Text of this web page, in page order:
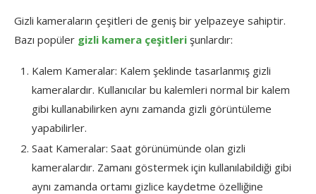
Gizli kameraların çeşitleri de geniş bir yelpazeye sahiptir.
Bazı popüler gizli kamera çeşitleri şunlardır:
Kalem Kameralar: Kalem şeklinde tasarlanmış gizli
kameralardır. Kullanıcılar bu kalemleri normal bir kalem
gibi kullanabilirken aynı zamanda gizli görüntüleme
yapabilirler.
Saat Kameralar: Saat görünümünde olan gizli
kameralardır. Zamanı göstermek için kullanılabildiği gibi
aynı zamanda ortamı gizlice kaydetme özelliğine